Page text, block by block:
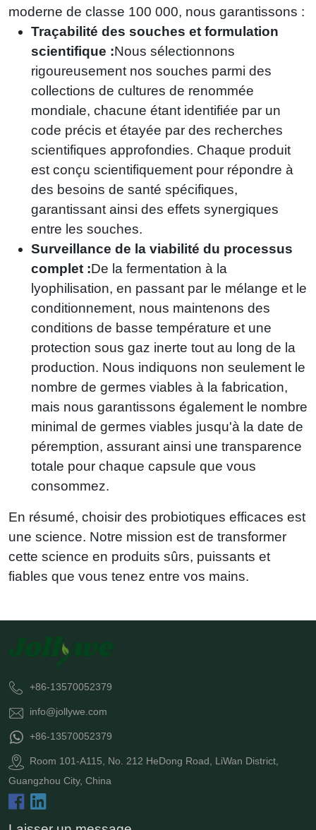
moderne de classe 100 000, nous garantissons :
Traçabilité des souches et formulation
scientifique :Nous sélectionnons
rigoureusement nos souches parmi des
collections de cultures de renommée
mondiale, chacune étant identifiée par un
code précis et étayée par des recherches
scientifiques approfondies. Chaque produit
est conçu scientifiquement pour répondre à
des besoins de santé spécifiques,
garantissant ainsi des effets synergiques
entre les souches.
Surveillance de la viabilité du processus
complet :De la fermentation à la
lyophilisation, en passant par le mélange et le
conditionnement, nous maintenons des
conditions de basse température et une
protection sous gaz inerte tout au long de la
production. Nous indiquons non seulement le
nombre de germes viables à la fabrication,
mais nous garantissons également le nombre
minimal de germes viables jusqu'à la date de
péremption, assurant ainsi une transparence
totale pour chaque capsule que vous
consommez.
En résumé, choisir des probiotiques efficaces est
une science. Notre mission est de transformer
cette science en produits sûrs, puissants et
fiables que vous tenez entre vos mains.
+86-13570052379
info@jollywe.com
+86-13570052379
Room 101-A115, No. 212 HeDong Road, LiWan District,
Guangzhou City, China